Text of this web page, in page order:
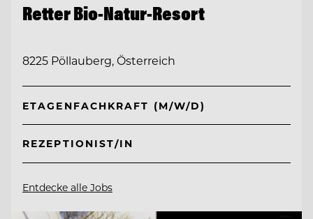
Retter Bio-Natur-Resort
8225 Pöllauberg, Österreich
ETAGENFACHKRAFT (M/W/D)
REZEPTIONIST/IN
Entdecke alle Jobs